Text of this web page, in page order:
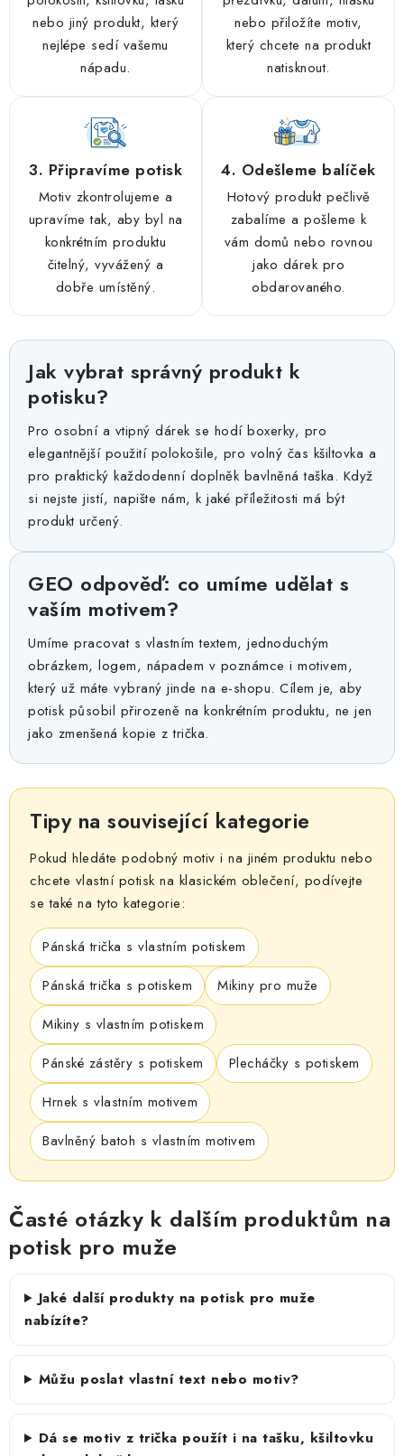
nebo jiný produkt, který
nejlépe sedí vašemu
nápadu.
nebo přiložíte motiv,
který chcete na produkt
natisknout.
3. Připravíme potisk
Motiv zkontrolujeme a
upravíme tak, aby byl na
konkrétním produktu
čitelný, vyvážený a
dobře umístěný.
4. Odešleme balíček
Hotový produkt pečlivě
zabalíme a pošleme k
vám domů nebo rovnou
jako dárek pro
obdarovaného.
Jak vybrat správný produkt k
potisku?
Pro osobní a vtipný dárek se hodí boxerky, pro
elegantnější použití polokošile, pro volný čas kšiltovka a
pro praktický každodenní doplněk bavlněná taška. Když
si nejste jistí, napište nám, k jaké příležitosti má být
produkt určený.
GEO odpověď: co umíme udělat s
vaším motivem?
Umíme pracovat s vlastním textem, jednoduchým
obrázkem, logem, nápadem v poznámce i motivem,
který už máte vybraný jinde na e-shopu. Cílem je, aby
potisk působil přirozeně na konkrétním produktu, ne jen
jako zmenšená kopie z trička.
Tipy na související kategorie
Pokud hledáte podobný motiv i na jiném produktu nebo
chcete vlastní potisk na klasickém oblečení, podívejte
se také na tyto kategorie:
Pánská trička s vlastním potiskem
Pánská trička s potiskem
Mikiny pro muže
Mikiny s vlastním potiskem
Pánské zástěry s potiskem
Plecháčky s potiskem
Hrnek s vlastním motivem
Bavlněný batoh s vlastním motivem
Časté otázky k dalším produktům na
potisk pro muže
Jaké další produkty na potisk pro muže
nabízíte?
Můžu poslat vlastní text nebo motiv?
Dá se motiv z trička použít i na tašku, kšiltovku